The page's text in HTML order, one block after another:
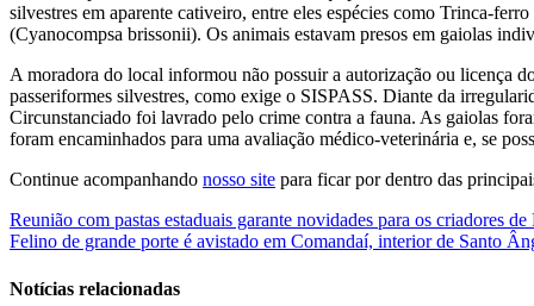
silvestres em aparente cativeiro, entre eles espécies como Trinca-
(Cyanocompsa brissonii). Os animais estavam presos em gaiolas
A moradora do local informou não possuir a autorização ou licença
passeriformes silvestres, como exige o SISPASS. Diante da
Circunstanciado foi lavrado pelo crime contra a fauna. As gaiolas
foram encaminhados para uma avaliação médico-veterinária e, se
Continue acompanhando nosso site para ficar por dentro das
Navegação
de
Post
Reunião com pastas estaduais garante novidades para os criadores de
Felino de grande porte é avistado em Comandaí, interior de Santo
Notícias relacionadas